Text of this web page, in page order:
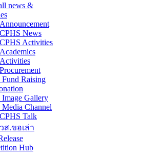
news &
Announcement
CPHS News
CPHS Activities
Academics
Activities
Procurement
Raising
Gallery
Channel
CPHS Talk
วส.ขอเล่า
Hub